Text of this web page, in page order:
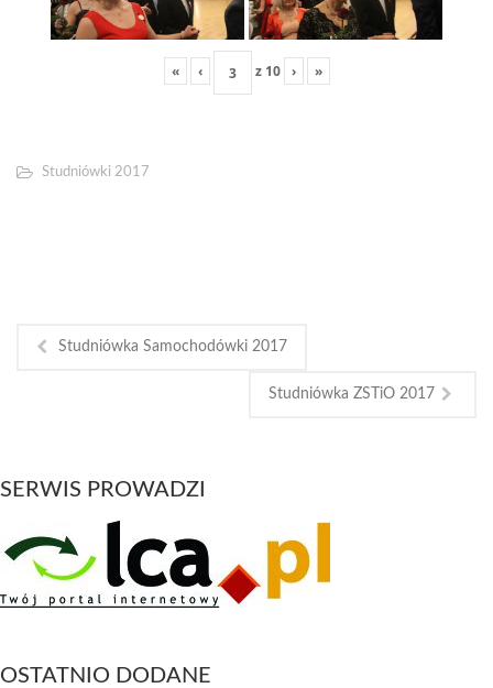
« ‹ z 10 › »
Studniówki 2017
Studniówka Samochodówki 2017
Studniówka ZSTiO 2017
SERWIS PROWADZI
OSTATNIO DODANE